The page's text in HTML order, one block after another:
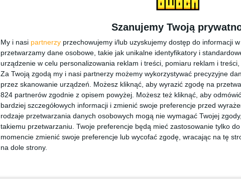
Szanujemy Twoją
My i nasi partnerzy przechowujemy i/lub uzyskujemy dostęp do informacji
przetwarzamy dane osobowe, takie jak unikalne identyfikatory i
urządzenie w celu personalizowania reklam i treści, pomiaru reklam i treści,
Za Twoją zgodą my i nasi partnerzy możemy wykorzystywać precyzyjne
przez skanowanie urządzeń. Możesz kliknąć, aby wyrazić zgodę na
824 partnerów zgodnie z opisem powyżej. Możesz też kliknąć, aby
bardziej szczegółowych informacji i zmienić swoje preferencje przed
rodzaje przetwarzania danych osobowych mogą nie wymagać Twojej
takiemu przetwarzaniu. Twoje preferencje będą mieć zastosowanie tylko
momencie zmienić swoje preferencje lub wycofać zgodę, wracając na tę
na dole strony.